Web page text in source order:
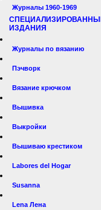
Журналы 1960-1969
ИЗДАНИЯ
Журналы по вязанию
Пэчворк
Вязание крючком
Вышивка
Выкройки
Вышиваю крестиком
Labores del Hogar
Susanna
Lena Лена